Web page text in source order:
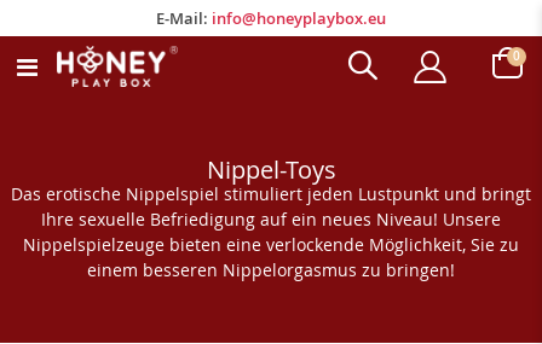
E-Mail: info@honeyplaybox.eu
E-Mail:
info@honeyplaybox.eu
Navigation
umschalten
Wagen
0
Nippel-Toys
Das erotische Nippelspiel stimuliert jeden Lustpunkt und bringt
Ihre sexuelle Befriedigung auf ein neues Niveau! Unsere
Nippelspielzeuge bieten eine verlockende Möglichkeit, Sie zu
einem besseren Nippelorgasmus zu bringen!